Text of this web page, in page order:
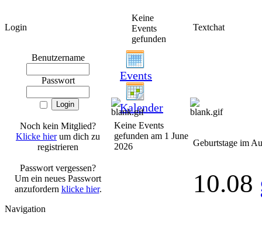
Login
Benutzername
Passwort
Noch kein Mitglied?
Klicke hierum dich zu
registrieren
Passwort vergessen?
Um ein neues Passwort
anzufordern klicke hier.
Navigation
Keine
Events
gefunden
Events
Kalender
Keine Events
gefunden am 1 June
2026
Textchat
Geburtstage im
10.08